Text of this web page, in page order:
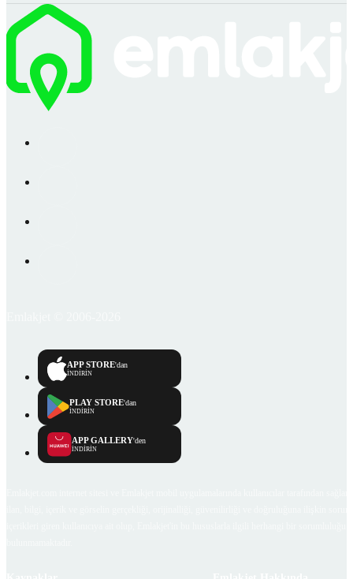
APP STORE'dan
İNDİRİN
PLAY STORE'dan
İNDİRİN
APP GALLERY'den
İNDİRİN